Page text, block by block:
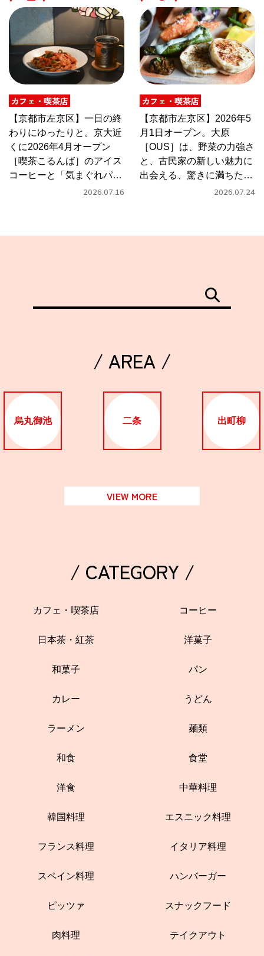
カフェ・喫茶店
【京都市左京区】一日の終
わりにゆったりと。京大近
くに2026年4月オープン
［喫茶こるんば］のアイス
コーヒーと「気まぐれパス
2026.07.16
カフェ・喫茶店
【京都市左京区】2026年5
月1日オープン。大原
［OUS］は、野菜の力強さ
と、古民家の新しい魅力に
出会える、驚きに満ちたカ
2026.07.24
/ AREA /
烏丸御池 二条 出町柳
VIEW MORE
/ CATEGORY /
カフェ・喫茶店 コーヒー
日本茶・紅茶 洋菓子
和菓子 パン
カレー うどん
ラーメン 麺類
和食 食堂
洋食 中華料理
韓国料理 エスニック料理
フランス料理 イタリア料理
スペイン料理 ハンバーガー
ピッツァ スナックフード
肉料理 テイクアウト